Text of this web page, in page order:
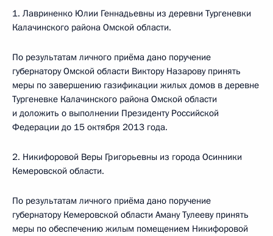
1. Лавриненко Юлии Геннадьевны из деревни Тургеневки
Калачинского района Омской области.
По результатам личного приёма дано поручение
губернатору Омской области Виктору Назарову принять
меры по завершению газификации жилых домов в деревне
Тургеневке Калачинского района Омской области
и доложить о выполнении Президенту Российской
Федерации до 15 октября 2013 года.
2. Никифоровой Веры Григорьевны из города Осинники
Кемеровской области.
По результатам личного приёма дано поручение
губернатору Кемеровской области Аману Тулееву принять
меры по обеспечению жилым помещением Никифоровой